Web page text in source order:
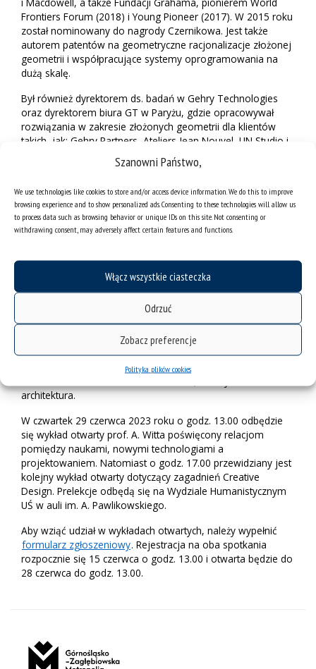
Szanowni Państwo,
We use technologies like cookies to store and/or access device information. We do this to improve
browsing experience and to show personalized ads. Consenting to these technologies will allow us
to process data such as browsing behavior or unique IDs on this site. Not consenting or
withdrawing consent, may adversely affect certain features and functions.
Włącz wszystkie ciasteczka
Odrzuć
Zobacz preferencje
Polityka plików cookies
Frontiers Forum (2018) i Young Pioneer (2017). W 2015 roku
został nominowany do nagrody Czernikowa. Jest także
autorem patentów na geometryczne racjonalizacje złożonej
geometrii i współpracujące systemy oprogramowania na
dużą skalę.
Był również dyrektorem ds. badań w Gehry Technologies
oraz dyrektorem biura GT w Paryżu, gdzie opracowywał
rozwiązania w zakresie złożonych geometrii dla klientów
takich, jak: Gehry Partners, Ateliers Jean Nouvel, UN Studio i
Coop Himmelb(l)au, współpracował także przy projektach:
Fondation Louis Vuitton i Louvre Abu Dhabi. Opracował
oprogramowania, takich jak GTeam (obecnie Trimble
Connect, przejęty przez Trimble w 2014 roku).
Harmonogram spotkań
Od 19 czerwca do 1 lipca 2023 roku prof. Andrew Witt
będzie uczestniczyć w badaniach naukowych, zamkniętych
konsultacjach oraz seminariach dla pracowników i
pracowniczek, doktorantów i doktorantek Instytutu Nauk o
Kulturze Uniwersytetu Śląskiego oraz Wydziału Architektury
Politechniki Śląskiej. Weźmie udział również w zamkniętych
konsultacjach, warsztatach oraz seminariach dla studentów i
architektura.
W czwartek 29 czerwca 2023 roku o godz. 13.00 odbędzie
się wykład otwarty prof. A. Witta poświęcony relacjom
pomiędzy naukami, nowymi technologiami a
projektowaniem. Natomiast o godz. 17.00 przewidziany jest
kolejny wykład otwarty dotyczący zagadnień Creative
Design. Prelekcje odbędą się na Wydziale Humanistycznym
UŚ w auli im. A. Pawlikowskiego.
Aby wziąć udział w wykładach otwartych, należy wypełnić
formularz zgłoszeniowy. Rejestracja na oba spotkania
rozpocznie się 15 czerwca o godz. 13.00 i otwarta będzie do
28 czerwca do godz. 13.00.